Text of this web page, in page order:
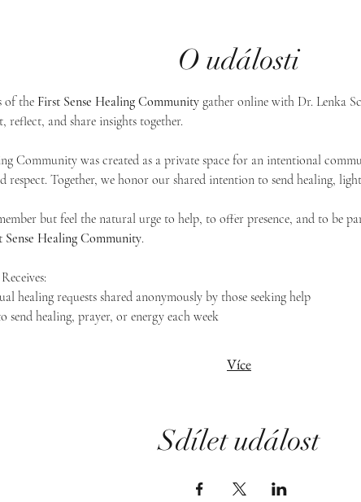
O události
of the First Sense Healing Community gather online with Dr. Lenka
reflect, and share insights together.
Community was created as a private space for an intentional
respect. Together, we honor our shared intention to send healing,
but feel the natural urge to help, to offer presence, and to be
Sense Healing Community.
healing requests shared anonymously by those seeking help
send healing, prayer, or energy each week
Více
Sdílet událost